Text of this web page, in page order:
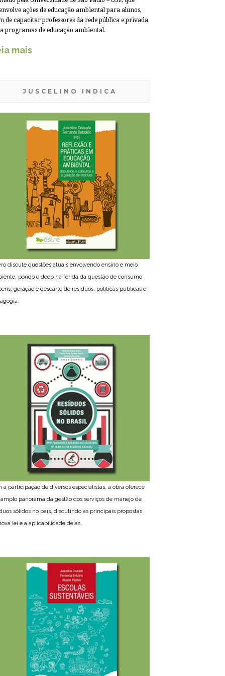
ações de educação ambiental para alunos,
de capacitar professores da rede pública e privada
programas de educação ambiental.
mais
JUSCELINO INDICA
discute questões atuais envolvendo ensino e meio
pondo o dedo na ferida da questão de consumo
geração e descarte de resíduos, políticas públicas e
a participação de diversos especialistas, a obra oferece
panorama da gestão dos serviços de manejo de
sólidos no país, discutindo as principais propostas
lei e a aplicabilidade delas.